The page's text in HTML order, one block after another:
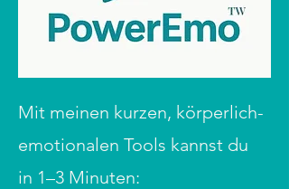
​Mit meinen kurzen, körperlich-
emotionalen Tools kannst du
in 1–3 Minuten: